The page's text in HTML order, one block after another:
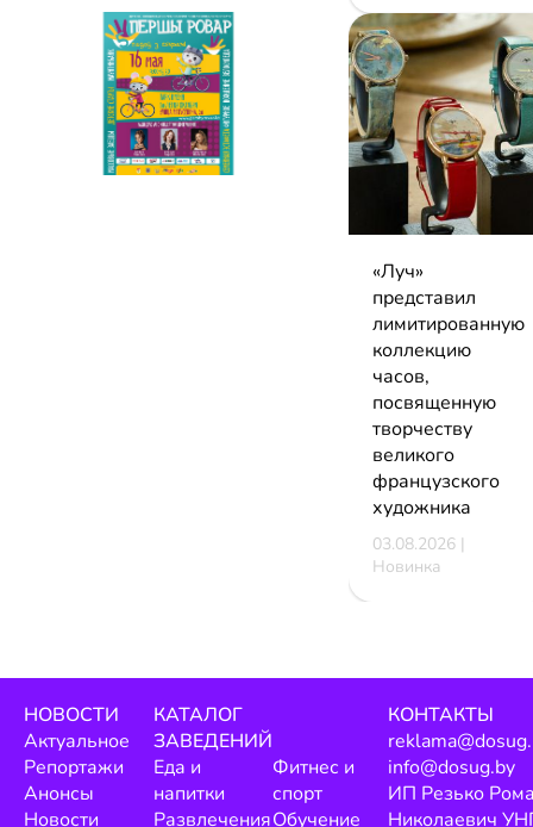
«Луч»
представил
лимитированную
коллекцию
часов,
посвященную
творчеству
великого
французского
художника
03.08.2026 |
Новинка
НОВОСТИ
Актуальное
Репортажи
Анонсы
Новости
КАТАЛОГ
ЗАВЕДЕНИЙ
Еда и
напитки
Развлечения
Фитнес и
спорт
Обучение
КОНТАКТЫ
info@dosug.by
ИП Резько
Николаевич